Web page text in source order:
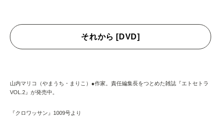
それから [DVD]
山内マリコ（やまうち・まりこ）●作家。責任編集長をつとめた雑誌『エトセトラ
VOL.2』が発売中。
『クロワッサン』1009号より